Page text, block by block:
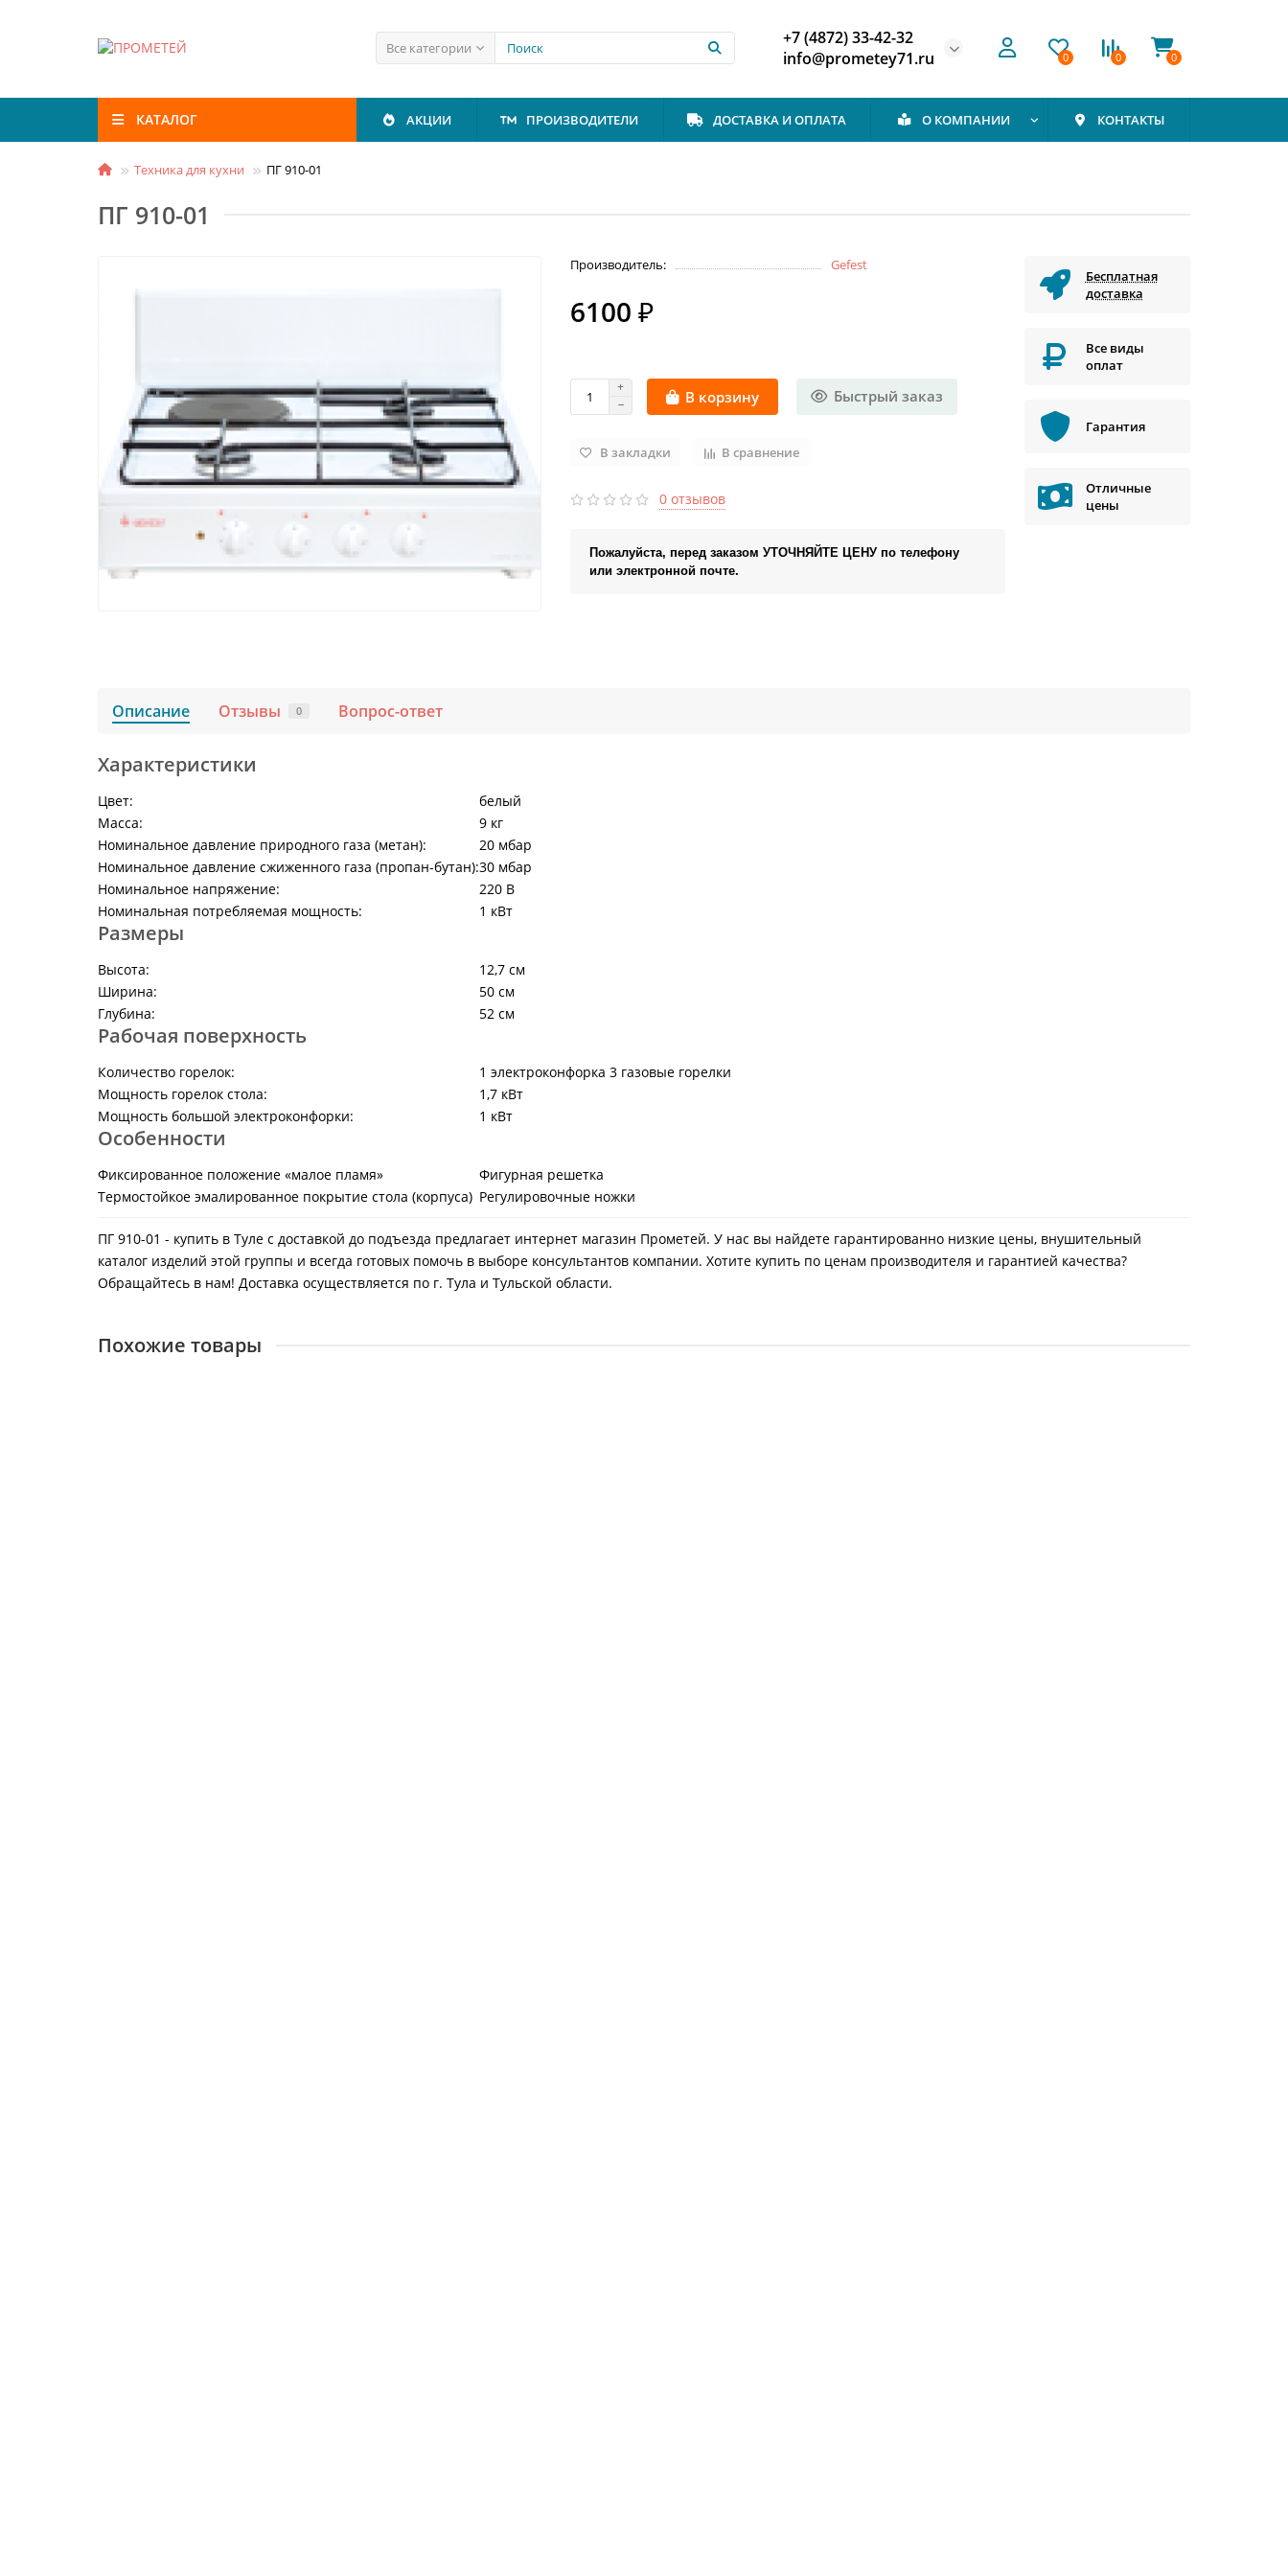
Все категории
+7 (4872) 33-42-32
info@prometey71.ru
0 0 0
КАТАЛОГ АКЦИИ ПРОИЗВОДИТЕЛИ ДОСТАВКА И ОПЛАТА О КОМПАНИИ КОНТАКТЫ
Техника для кухни ПГ 910-01
ПГ 910-01
Производитель: Gefest
6100 ₽
В корзину Быстрый заказ
В закладки В сравнение
0 отзывов
Пожалуйста, перед заказом УТОЧНЯЙТЕ ЦЕНУ по телефону
или электронной почте.
Бесплатная
доставка
Все виды
оплат
Гарантия
Отличные
цены
Описание Отзывы 0 Вопрос-ответ
Характеристики
Цвет:
белый
Масса:
9 кг
Номинальное давление природного газа (метан):
20 мбар
Номинальное давление сжиженного газа (пропан-бутан):30 мбар
Номинальное напряжение:
220 В
Номинальная потребляемая мощность:
1 кВт
Размеры
Высота:
12,7 см
Ширина:
50 см
Глубина:
52 см
Рабочая поверхность
Количество горелок:
1 электроконфорка 3 газовые горелки
Мощность горелок стола:
1,7 кВт
Мощность большой электроконфорки:
1 кВт
Особенности
Фиксированное положение «малое пламя»
Фигурная решетка
Термостойкое эмалированное покрытие стола (корпуса) Регулировочные ножки
ПГ 910-01 - купить в Туле с доставкой до подъезда предлагает интернет магазин Прометей. У нас вы найдете гарантированно низкие цены, внушительный
каталог изделий этой группы и всегда готовых помочь в выборе консультантов компании. Хотите купить по ценам производителя и гарантией качества?
Обращайтесь в нам! Доставка осуществляется по г. Тула и Тульской области.
Похожие товары